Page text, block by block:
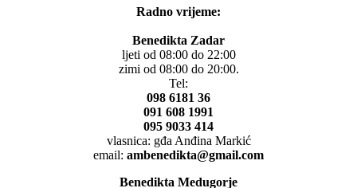
Radno vrijeme:
Benedikta Zadar
ljeti od 08:00 do 22:00
zimi od 08:00 do 20:00.
Tel:
098 6181 36
091 608 1991
095 9033 414
vlasnica: gđa Anđina Markić
email: ambenedikta@gmail.com
Benedikta Medugorje